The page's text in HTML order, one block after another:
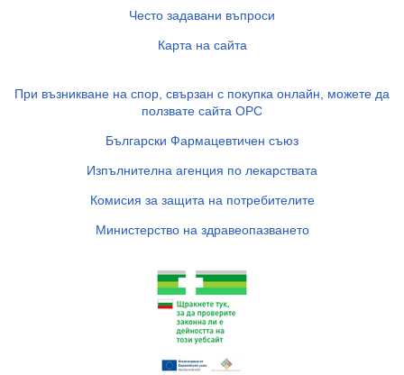
Често задавани въпроси
Карта на сайта
При възникване на спор, свързан с покупка онлайн, можете да
ползвате сайта ОРС
Български Фармацевтичен съюз
Изпълнителна агенция по лекарствата
Комисия за защита на потребителите
Министерство на здравеопазването